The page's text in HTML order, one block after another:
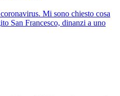
Mi sono chiesto cosa
San Francesco, dinanzi a uno